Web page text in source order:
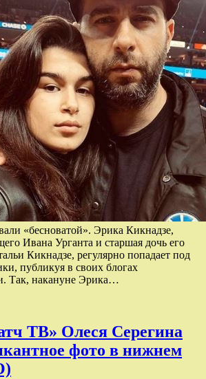
«бесноватой». Эрика Кикнадзе,
Ивана Урганта и старшая дочь его
Кикнадзе, регулярно попадает под
публикуя в своих блогах
Так, накануне Эрика…
ТВ» Олеся Серегина
фото в нижнем